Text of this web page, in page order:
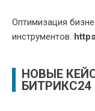
Оптимизация
инструментов.
НОВЫЕ
БИТРИКС24